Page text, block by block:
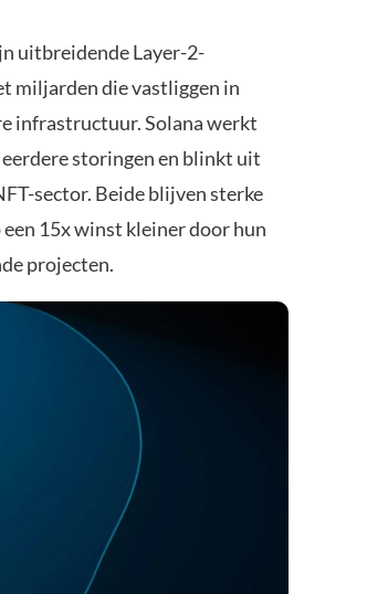
uitbreidende Layer-2-
miljarden die vastliggen in
infrastructuur. Solana werkt
storingen en blinkt uit
sector. Beide blijven sterke
15x winst kleiner door hun
projecten.